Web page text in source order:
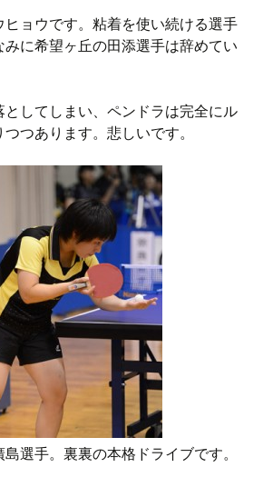
ヒョウです。粘着を使い続ける選手
みに希望ヶ丘の田添選手は辞めてい
としてしまい、ペンドラは完全にル
つあります。悲しいです。
選手。裏裏の本格ドライブです。